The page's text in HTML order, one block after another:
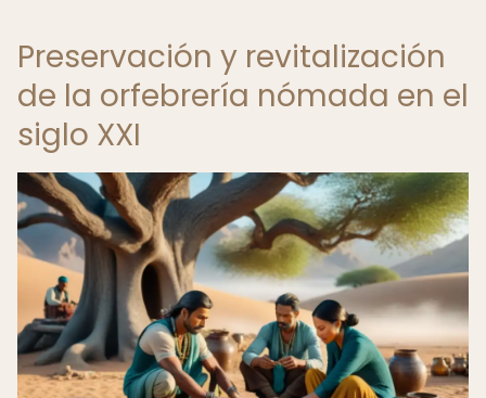
Preservación y revitalización
de la orfebrería nómada en el
siglo XXI